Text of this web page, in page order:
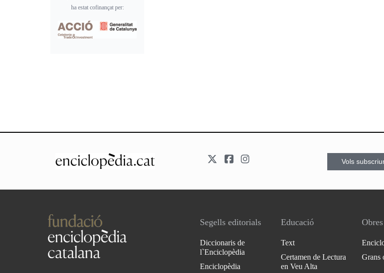
ha estat cofinançat per:
Vols
Segells editorials
Diccionaris de
l`Enciclopèdia
Enciclopèdia
Educació
Text
Certamen de Lectura
en Veu Alta
Grans